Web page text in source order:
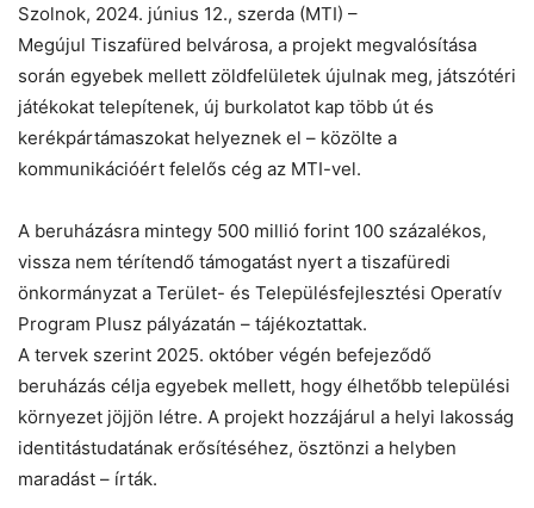
Szolnok, 2024. június 12., szerda (MTI) –
Megújul Tiszafüred belvárosa, a projekt megvalósítása
során egyebek mellett zöldfelületek újulnak meg, játszótéri
játékokat telepítenek, új burkolatot kap több út és
kerékpártámaszokat helyeznek el – közölte a
kommunikációért felelős cég az MTI-vel.
A beruházásra mintegy 500 millió forint 100 százalékos,
vissza nem térítendő támogatást nyert a tiszafüredi
önkormányzat a Terület- és Településfejlesztési Operatív
Program Plusz pályázatán – tájékoztattak.
A tervek szerint 2025. október végén befejeződő
beruházás célja egyebek mellett, hogy élhetőbb települési
környezet jöjjön létre. A projekt hozzájárul a helyi lakosság
identitástudatának erősítéséhez, ösztönzi a helyben
maradást – írták.